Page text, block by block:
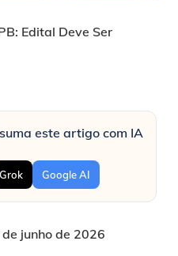
Edital Deve Ser
este artigo com IA
Grok Google AI
junho de 2026